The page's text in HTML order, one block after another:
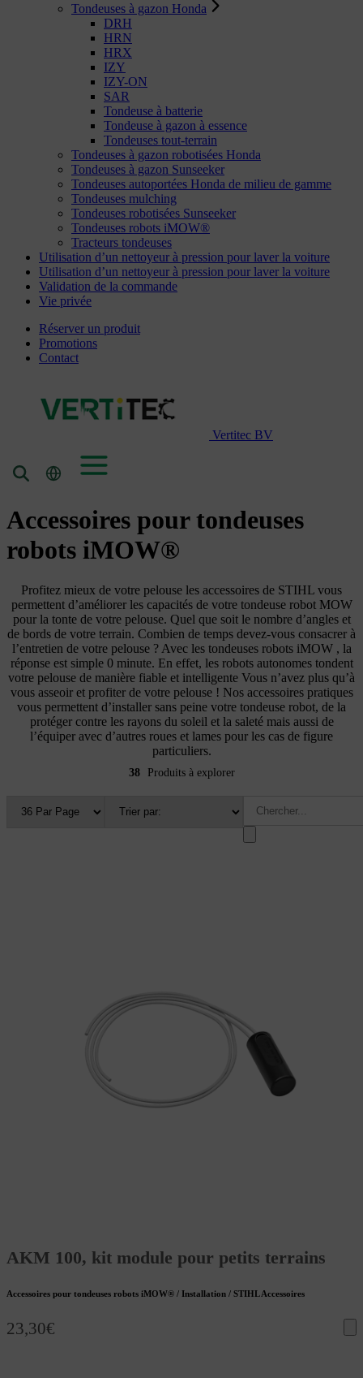
Tondeuses à gazon Honda
DRH
HRN
HRX
IZY
IZY-ON
SAR
Tondeuse à batterie
Tondeuse à gazon à essence
Tondeuses tout-terrain
Tondeuses à gazon robotisées Honda
Tondeuses à gazon Sunseeker
Tondeuses autoportées Honda de milieu de gamme
Tondeuses mulching
Tondeuses robotisées Sunseeker
Tondeuses robots iMOW®
Tracteurs tondeuses
Utilisation d’un nettoyeur à pression pour laver la voiture
Utilisation d’un nettoyeur à pression pour laver la voiture
Validation de la commande
Vie privée
Réserver un produit
Promotions
Contact
Vertitec BV
Accessoires pour tondeuses
robots iMOW®
Profitez mieux de votre pelouse les accessoires de STIHL vous
permettent d’améliorer les capacités de votre tondeuse robot MOW
pour la tonte de votre pelouse. Quel que soit le nombre d’angles et
de bords de votre terrain. Combien de temps devez-vous consacrer à
l’entretien de votre pelouse ? Avec les tondeuses robots iMOW , la
réponse est simple 0 minute. En effet, les robots autonomes tondent
votre pelouse de manière fiable et intelligente Vous n’avez plus qu’à
vous asseoir et profiter de votre pelouse ! Nos accessoires pratiques
vous permettent d’installer sans peine votre tondeuse robot, de la
protéger contre les rayons du soleil et la saleté mais aussi de
l’équiper avec d’autres roues et lames pour les cas de figure
particuliers.
38 Produits à explorer
AKM 100, kit module pour petits terrains
Accessoires pour tondeuses robots iMOW® / Installation / STIHL Accessoires
23,30€